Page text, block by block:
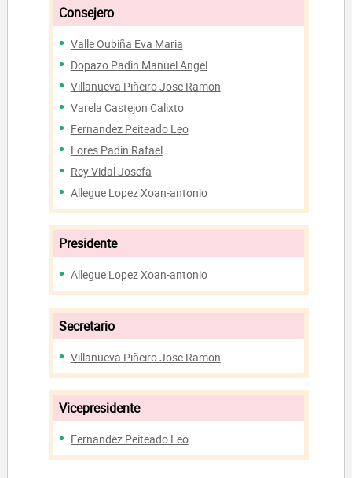
Consejero
Valle Oubiña Eva Maria
Dopazo Padin Manuel Angel
Villanueva Piñeiro Jose Ramon
Varela Castejon Calixto
Fernandez Peiteado Leo
Lores Padin Rafael
Rey Vidal Josefa
Allegue Lopez Xoan-antonio
Presidente
Allegue Lopez Xoan-antonio
Secretario
Villanueva Piñeiro Jose Ramon
Vicepresidente
Fernandez Peiteado Leo